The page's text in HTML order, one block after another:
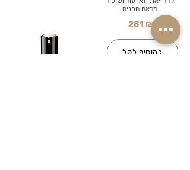
מראה הפנים
281 ₪
להוסיף לסל